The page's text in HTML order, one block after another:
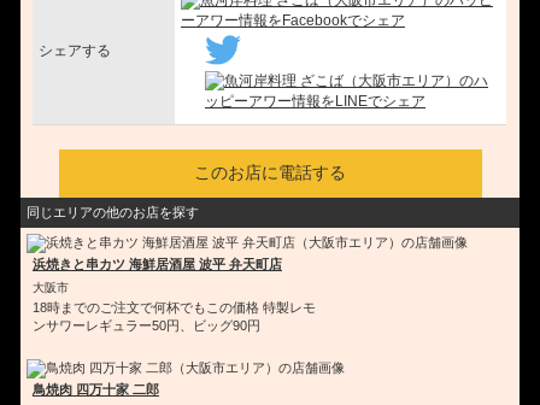
シェアする
このお店に電話する
同じエリアの他のお店を探す
浜焼きと串カツ 海鮮居酒屋 波平 弁天町店
大阪市
18時までのご注文で何杯でもこの価格 特製レモ
ンサワーレギュラー50円、ビッグ90円
鳥焼肉 四万十家 二郎